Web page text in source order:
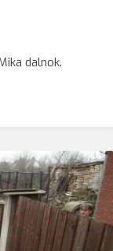
dalnok.